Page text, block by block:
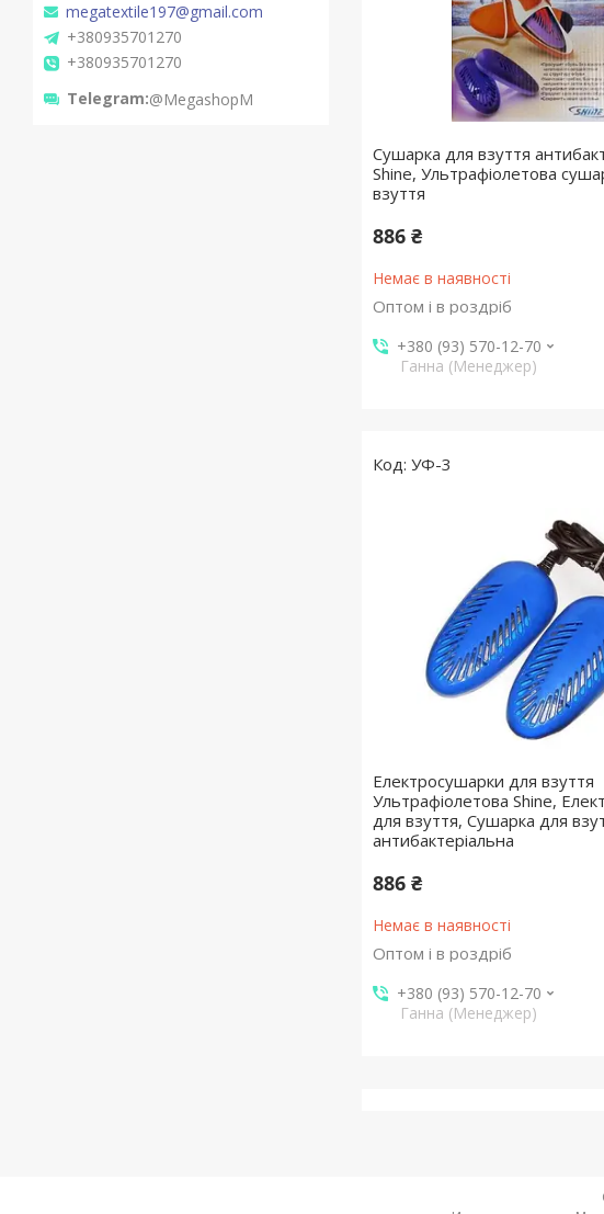
Сушарка для взуття
Shine, Ультрафіолетова
взуття
886 ₴
Немає в наявності
Оптом і в роздріб
+380 (93) 570-12-70
Ганна (Менеджер)
УФ-3
Електросушарки для взуття
Ультрафіолетова Shine,
для взуття, Сушарка для
антибактеріальна
886 ₴
Немає в наявності
Оптом і в роздріб
+380 (93) 570-12-70
Ганна (Менеджер)
megatextile197@gmail.com
+380935701270
+380935701270
Telegram @MegashopM